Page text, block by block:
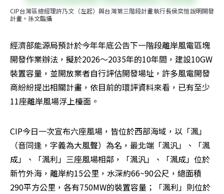
CIP台灣區總經理許乃文（左起）與台灣第三階段計畫執行長侯奕愷說明開發
計畫。孫文臨攝
經濟部能源局預計於今年年底公告下一階段離岸風電區塊
開發作業辦法，擬於2026～2035年的10年間，建設10GW
裝置容量，並開放業者自行評估開發場址，許多風電開發
商紛紛提出相關計畫，依目前的環評資料來看，已有至少
11座離岸風場浮上檯面。
CIP今日一次宣布六座風場，皆位於西部海域，以「渢」
（音同逢，字義為大風聲）為名，最北端「渢汎」、「渢
成」、「渢利」三座風場相鄰，「渢汎」、「渢成」位於
新竹外海，離岸約15公里，水深約66~90公尺，總面積
290平方公里，各有750MW的裝置容量；「渢利」則位於